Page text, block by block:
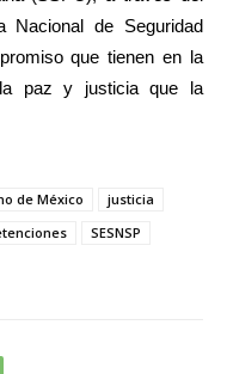
Nacional de Seguridad
que tienen en la
paz y justicia que la
de México
justicia
SESNSP